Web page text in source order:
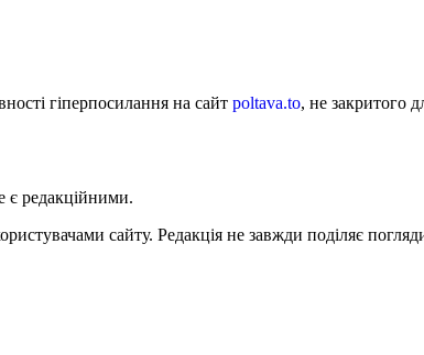
гіперпосилання на сайт poltava.to, не закритого
є редакційними.
сайту. Редакція не завжди поділяє